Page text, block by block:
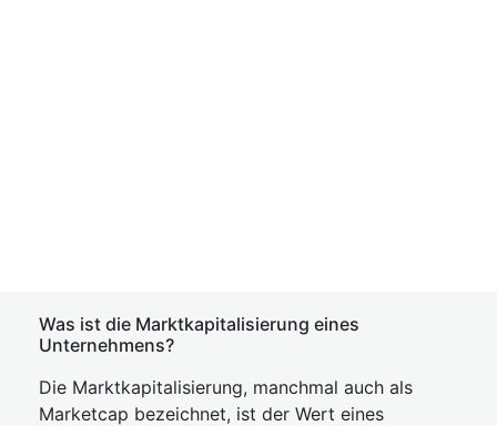
Was ist die Marktkapitalisierung eines
Unternehmens?
Die Marktkapitalisierung, manchmal auch als
Marketcap bezeichnet, ist der Wert eines